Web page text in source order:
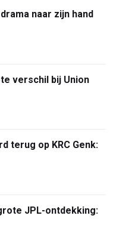
naar zijn hand
verschil bij Union
terug op KRC Genk:
JPL-ontdekking: